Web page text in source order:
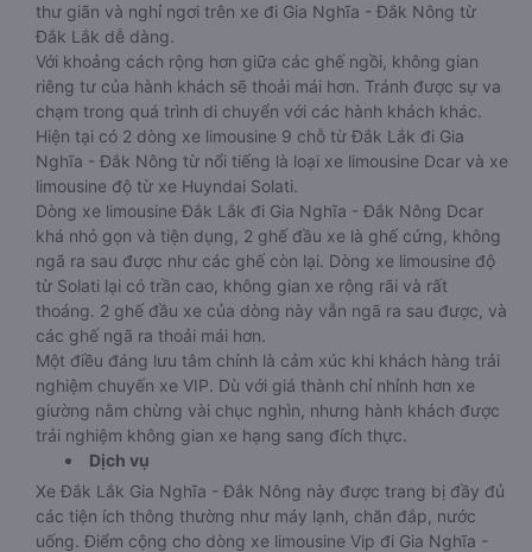
thư giãn và nghỉ ngơi trên xe đi Gia Nghĩa - Đắk Nông từ
Đắk Lắk dễ dàng.
Với khoảng cách rộng hơn giữa các ghế ngồi, không gian
riêng tư của hành khách sẽ thoải mái hơn. Tránh được sự va
chạm trong quá trình di chuyển với các hành khách khác.
Hiện tại có 2 dòng xe limousine 9 chỗ từ Đắk Lắk đi Gia
Nghĩa - Đắk Nông từ nổi tiếng là loại xe limousine Dcar và xe
limousine độ từ xe Huyndai Solati.
Dòng xe limousine Đắk Lắk đi Gia Nghĩa - Đắk Nông Dcar
khá nhỏ gọn và tiện dụng, 2 ghế đầu xe là ghế cứng, không
ngã ra sau được như các ghế còn lại. Dòng xe limousine độ
từ Solati lại có trần cao, không gian xe rộng rãi và rất
thoáng. 2 ghế đầu xe của dòng này vẫn ngã ra sau được, và
các ghế ngã ra thoải mái hơn.
Một điều đáng lưu tâm chính là cảm xúc khi khách hàng trải
nghiệm chuyến xe VIP. Dù với giá thành chỉ nhỉnh hơn xe
giường nằm chừng vài chục nghìn, nhưng hành khách được
trải nghiệm không gian xe hạng sang đích thực.
Dịch vụ
Xe Đắk Lắk Gia Nghĩa - Đắk Nông này được trang bị đầy đủ
các tiện ích thông thường như máy lạnh, chăn đắp, nước
uống. Điểm cộng cho dòng xe limousine Vip đi Gia Nghĩa -